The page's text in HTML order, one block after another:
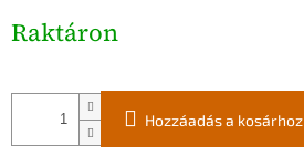
Raktáron
Hozzáadás a kosárhoz